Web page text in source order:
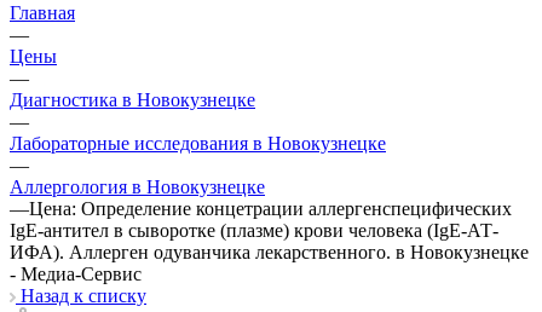
Главная
—
Цены
—
Диагностика в Новокузнецке
—
Лабораторные исследования в Новокузнецке
—
Аллергология в Новокузнецке
—Цена: Определение концетрации аллергенспецифических
IgE-антител в сыворотке (плазме) крови человека (IgE-АТ-
ИФА). Аллерген одуванчика лекарственного. в Новокузнецке
- Медиа-Сервис
Назад к списку